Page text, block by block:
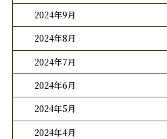
2024年9月
2024年8月
2024年7月
2024年6月
2024年5月
2024年4月